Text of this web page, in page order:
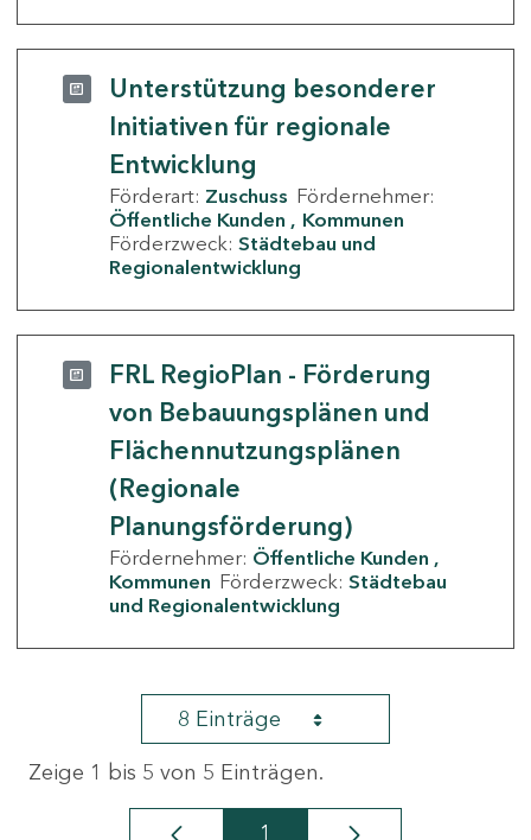
Unterstützung besonderer
Initiativen für regionale
Entwicklung
Förderart: Zuschuss Fördernehmer:
Öffentliche Kunden
Kommunen
Förderzweck: Städtebau und
Regionalentwicklung
FRL RegioPlan - Förderung
von Bebauungsplänen und
Flächennutzungsplänen
(Regionale
Planungsförderung)
Fördernehmer: Öffentliche Kunden
Kommunen Förderzweck: Städtebau
und Regionalentwicklung
8 Einträge
Zeige 1 bis 5 von 5 Einträgen.
1